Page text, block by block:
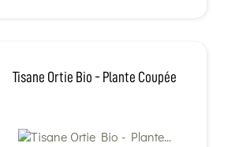
Tisane Ortie Bio - Plante Coupée